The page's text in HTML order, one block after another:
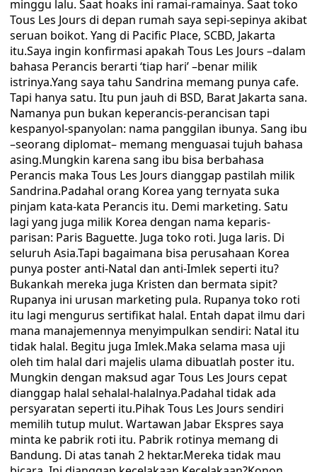
minggu lalu. Saat hoaks ini ramai-ramainya. Saat toko
Tous Les Jours di depan rumah saya sepi-sepinya akibat
seruan boikot. Yang di Pacific Place, SCBD, Jakarta
itu.Saya ingin konfirmasi apakah Tous Les Jours –dalam
bahasa Perancis berarti ‘tiap hari’ –benar milik
istrinya.Yang saya tahu Sandrina memang punya cafe.
Tapi hanya satu. Itu pun jauh di BSD, Barat Jakarta sana.
Namanya pun bukan keperancis-perancisan tapi
kespanyol-spanyolan: nama panggilan ibunya. Sang ibu
–seorang diplomat– memang menguasai tujuh bahasa
asing.Mungkin karena sang ibu bisa berbahasa
Perancis maka Tous Les Jours dianggap pastilah milik
Sandrina.Padahal orang Korea yang ternyata suka
pinjam kata-kata Perancis itu. Demi marketing. Satu
lagi yang juga milik Korea dengan nama keparis-
parisan: Paris Baguette. Juga toko roti. Juga laris. Di
seluruh Asia.Tapi bagaimana bisa perusahaan Korea
punya poster anti-Natal dan anti-Imlek seperti itu?
Bukankah mereka juga Kristen dan bermata sipit?
Rupanya ini urusan marketing pula. Rupanya toko roti
itu lagi mengurus sertifikat halal. Entah dapat ilmu dari
mana manajemennya menyimpulkan sendiri: Natal itu
tidak halal. Begitu juga Imlek.Maka selama masa uji
oleh tim halal dari majelis ulama dibuatlah poster itu.
Mungkin dengan maksud agar Tous Les Jours cepat
dianggap halal sehalal-halalnya.Padahal tidak ada
persyaratan seperti itu.Pihak Tous Les Jours sendiri
memilih tutup mulut. Wartawan Jabar Ekspres saya
minta ke pabrik roti itu. Pabrik rotinya memang di
Bandung. Di atas tanah 2 hektar.Mereka tidak mau